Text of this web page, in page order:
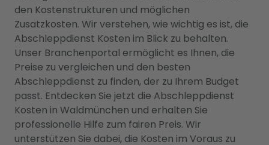
den Kostenstrukturen und möglichen
Zusatzkosten. Wir verstehen, wie wichtig es ist, die
Abschleppdienst Kosten im Blick zu behalten.
Unser Branchenportal ermöglicht es Ihnen, die
Preise zu vergleichen und den besten
Abschleppdienst zu finden, der zu Ihrem Budget
passt. Entdecken Sie jetzt die Abschleppdienst
Kosten in Waldmünchen und erhalten Sie
professionelle Hilfe zum fairen Preis. Wir
unterstützen Sie dabei, die Kosten im Voraus zu